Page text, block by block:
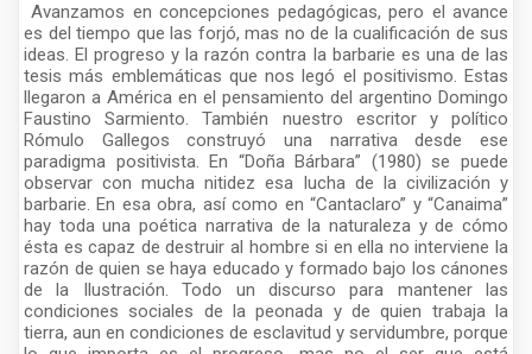
Avanzamos en concepciones pedagógicas, pero el avance
es del tiempo que las forjó, mas no de la cualificación de sus
ideas. El progreso y la razón contra la barbarie es una de las
tesis más emblemáticas que nos legó el positivismo. Estas
llegaron a América en el pensamiento del argentino Domingo
Faustino Sarmiento. También nuestro escritor y político
Rómulo Gallegos construyó una narrativa desde ese
paradigma positivista. En “Doña Bárbara” (1980) se puede
observar con mucha nitidez esa lucha de la civilización y
barbarie. En esa obra, así como en “Cantaclaro” y “Canaima”
hay toda una poética narrativa de la naturaleza y de cómo
ésta es capaz de destruir al hombre si en ella no interviene la
razón de quien se haya educado y formado bajo los cánones
de la Ilustración. Todo un discurso para mantener las
condiciones sociales de la peonada y de quien trabaja la
tierra, aun en condiciones de esclavitud y servidumbre, porque